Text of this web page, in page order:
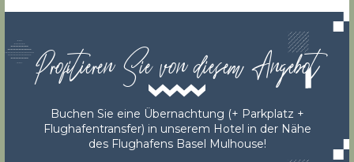
Profitieren Sie von diesem Angebot
Buchen Sie eine Übernachtung (+ Parkplatz +
Flughafentransfer) in unserem Hotel in der Nähe
des Flughafens Basel Mulhouse!